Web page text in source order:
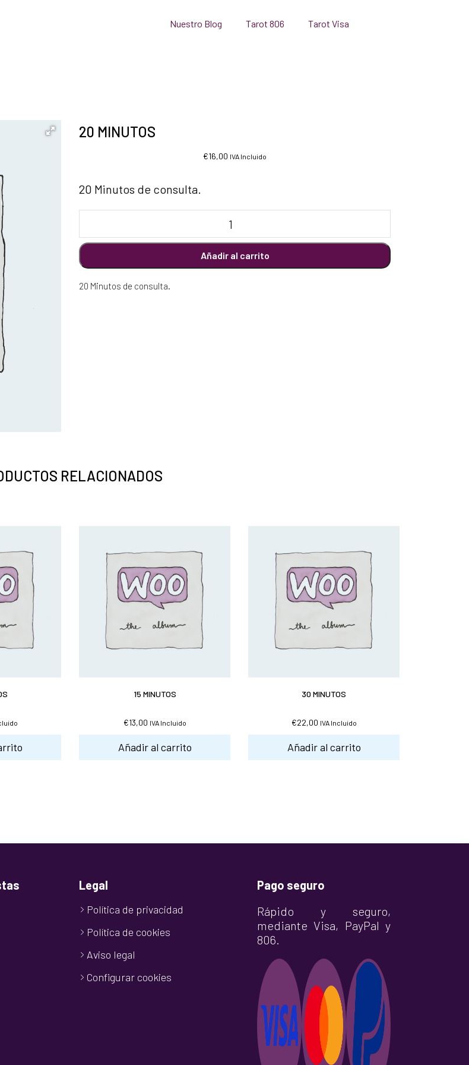
Nuestro Blog Tarot 806 Tarot Visa
20 MINUTOS
€16,00 IVA Incluido
20 Minutos de consulta.
MINUTOS
cantidad
Añadir al carrito
20 Minutos de consulta.
RELACIONADOS
15 MINUTOS
€13,00 IVA Incluido
Añadir al carrito
30 MINUTOS
€22,00 IVA Incluido
Añadir al carrito
Legal
Política de privacidad
Política de cookies
Aviso legal
Configurar cookies
Pago seguro
Rápido y seguro,
mediante Visa, PayPal y
806.